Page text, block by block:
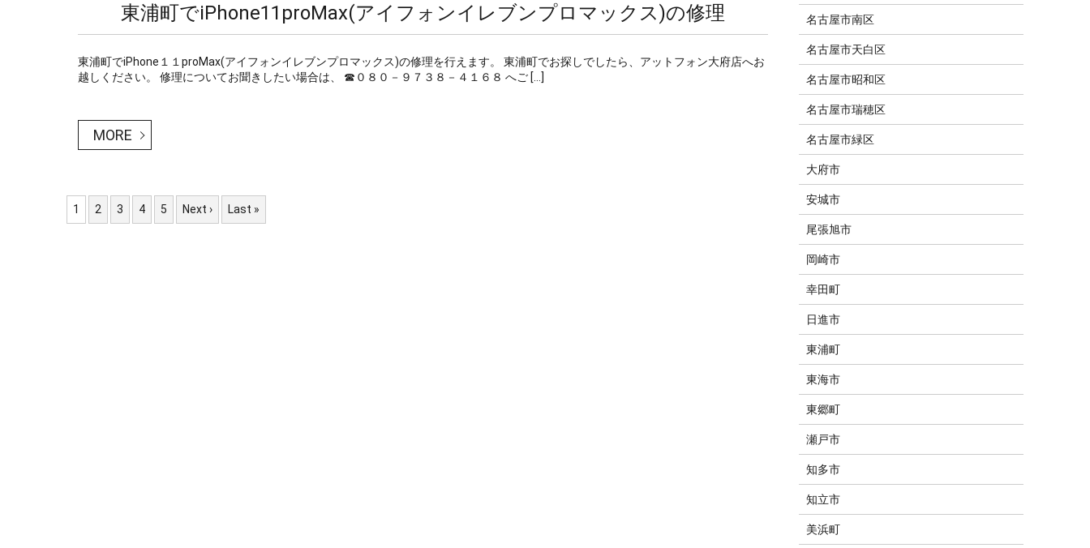
東浦町でiPhone11proMax(アイフォンイレブンプロマックス)の修理
東浦町でiPhone１１proMax(アイフォンイレブンプロマックス)の修理を行えます。 東浦町でお探しでしたら、アットフォン大府店へお
越しください。 修理についてお聞きしたい場合は、 ☎０８０－９７３８－４１６８ へご […]
MORE
1 2 3 4 5 Next › Last »
名古屋市南区
名古屋市天白区
名古屋市昭和区
名古屋市瑞穂区
名古屋市緑区
大府市
安城市
尾張旭市
岡崎市
幸田町
日進市
東浦町
東海市
東郷町
瀬戸市
知多市
知立市
美浜町